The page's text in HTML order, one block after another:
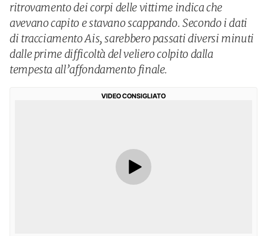
ritrovamento dei corpi delle vittime indica che
avevano capito e stavano scappando. Secondo i dati
di tracciamento Ais, sarebbero passati diversi minuti
dalle prime difficoltà del veliero colpito dalla
tempesta all’affondamento finale.
VIDEO CONSIGLIATO